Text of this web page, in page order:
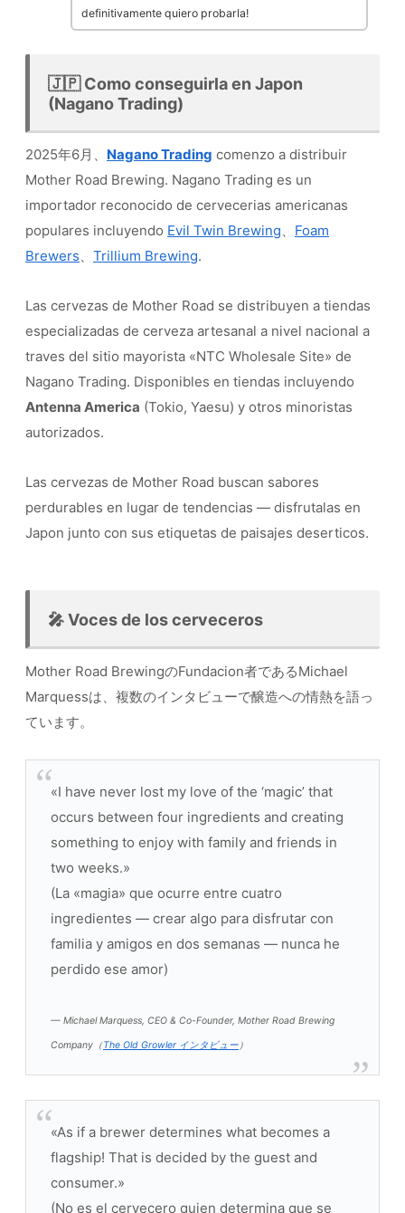
definitivamente quiero probarla!
🇯🇵 Como conseguirla en Japon
(Nagano Trading)
2025年6月、 Nagano Trading comenzo a distribuir
Mother Road Brewing. Nagano Trading es un
importador reconocido de cervecerias americanas
populares incluyendo Evil Twin Brewing、 Foam
Brewers、 Trillium Brewing.
Las cervezas de Mother Road se distribuyen a tiendas
especializadas de cerveza artesanal a nivel nacional a
traves del sitio mayorista «NTC Wholesale Site» de
Nagano Trading. Disponibles en tiendas incluyendo
Antenna America (Tokio, Yaesu) y otros minoristas
autorizados.
Las cervezas de Mother Road buscan sabores
perdurables en lugar de tendencias — disfrutalas en
Japon junto con sus etiquetas de paisajes deserticos.
🎤 Voces de los cerveceros
Mother Road BrewingのFundacion者であるMichael
Marquessは、複数のインタビューで醸造への情熱を語っ
ています。
«I have never lost my love of the ‘magic’ that
occurs between four ingredients and creating
something to enjoy with family and friends in
two weeks.»
(La «magia» que ocurre entre cuatro
ingredientes — crear algo para disfrutar con
familia y amigos en dos semanas — nunca he
perdido ese amor)
— Michael Marquess, CEO & Co-Founder, Mother Road Brewing
Company（The Old Growler インタビュー）
«As if a brewer determines what becomes a
flagship! That is decided by the guest and
consumer.»
(No es el cervecero quien determina que se